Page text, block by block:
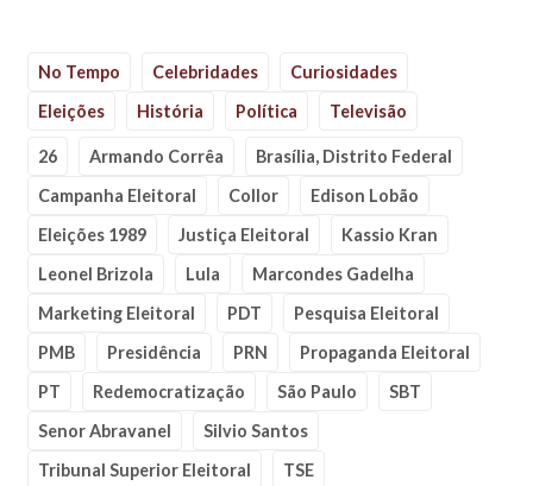
No Tempo Celebridades
Curiosidades
Eleições
História Política Televisão
26 Armando Corrêa
Brasília, Distrito Federal
Campanha Eleitoral
Collor
Edison Lobão
Eleições 1989
Justiça Eleitoral
Kassio Kran
Leonel Brizola
Lula
Marcondes Gadelha
Marketing Eleitoral
PDT
Pesquisa Eleitoral
PMB
Presidência PRN
Propaganda Eleitoral
PT
Redemocratização São Paulo
SBT
Senor Abravanel
Silvio Santos
Tribunal Superior Eleitoral
TSE